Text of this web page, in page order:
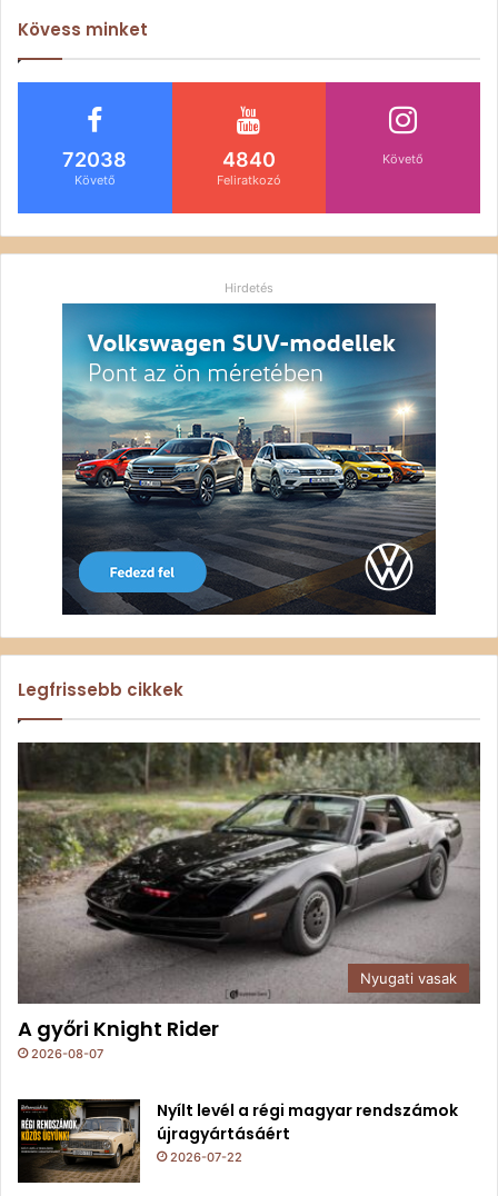
Kövess minket
72038
Követő
4840
Feliratkozó
Követő
Hirdetés
Legfrissebb cikkek
Nyugati vasak
A győri Knight Rider
2026-08-07
Nyílt levél a régi magyar rendszámok
újragyártásáért
2026-07-22